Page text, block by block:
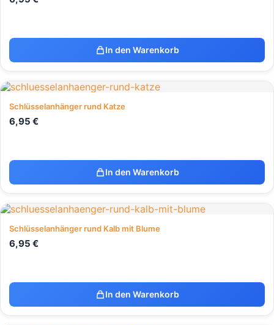
In den Warenkorb
Schlüsselanhänger rund Katze
6,95 €
In den Warenkorb
Schlüsselanhänger rund Kalb mit Blume
6,95 €
In den Warenkorb